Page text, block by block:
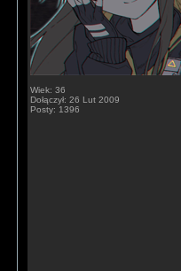
Wiek: 36
Dołączył: 26 Lut 2009
Posty: 1396